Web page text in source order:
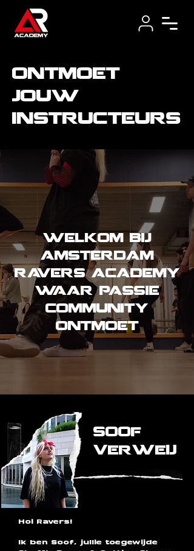
ontmoet
jouw
instructeurs
welkom bij
amsterdam
ravers academy
waar passie
community
ontmoet
soof
verweij
Hoi Ravers!
Ik ben Soof, jullie toegewijde